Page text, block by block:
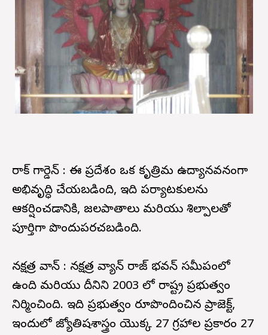
రాక్ గార్డెన్ : ఈ ప్రదేశం ఒక కృత్రిమ ఉద్యానవనంగా
అభివృద్ధి చేయబడింది, ఇది పర్యాటకులను
ఆకర్షించడానికి, జలపాతాలు మరియు శిల్పాలతో
పూర్తిగా పొందుపరచబడింది.
నక్షత్ర వాన్ : నక్షత్ర వ్యాన్ రాజ్ భవన్ సమీపంలో
ఉంది మరియు దీనిని 2003 లో రాష్ట్ర ప్రభుత్వం
నిర్మించింది. ఇది ప్రభుత్వం రూపొందించిన ప్రాజెక్ట్,
ఇందులో జ్యోతిషశాస్త్రం యొక్క 27 గ్రహాల ప్రకారం 27